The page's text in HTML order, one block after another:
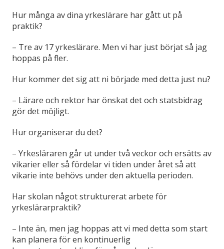
Hur många av dina yrkeslärare har gått ut på
praktik?
– Tre av 17 yrkeslärare. Men vi har just börjat så jag
hoppas på fler.
Hur kommer det sig att ni började med detta just nu?
– Lärare och rektor har önskat det och statsbidrag
gör det möjligt.
Hur organiserar du det?
– Yrkesläraren går ut under två veckor och ersätts av
vikarier eller så fördelar vi tiden under året så att
vikarie inte behövs under den aktuella perioden.
Har skolan något strukturerat arbete för
yrkeslärarpraktik?
– Inte än, men jag hoppas att vi med detta som start
kan planera för en kontinuerlig